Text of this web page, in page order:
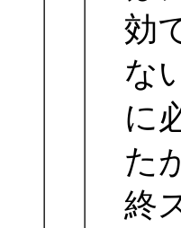
効
な
に
た
終